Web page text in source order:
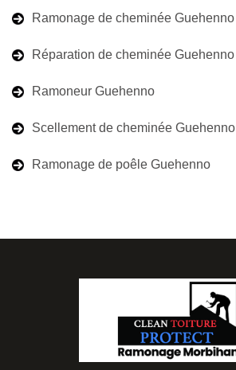
Ramonage de cheminée Guehenno
Réparation de cheminée Guehenno
Ramoneur Guehenno
Scellement de cheminée Guehenno
Ramonage de poêle Guehenno